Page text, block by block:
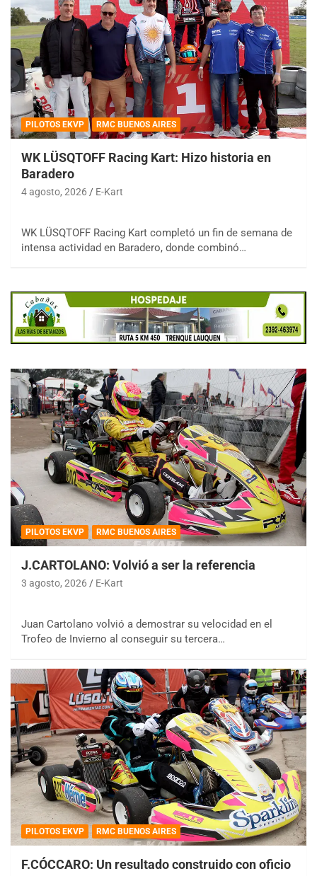
PILOTOS EKVP RMC BUENOS AIRES
WK LÜSQTOFF Racing Kart: Hizo historia en
Baradero
4 agosto, 2026 E-Kart
WK LÜSQTOFF Racing Kart completó un fin de semana de
intensa actividad en Baradero, donde combinó…
PILOTOS EKVP RMC BUENOS AIRES
J.CARTOLANO: Volvió a ser la referencia
3 agosto, 2026 E-Kart
Juan Cartolano volvió a demostrar su velocidad en el
Trofeo de Invierno al conseguir su tercera…
PILOTOS EKVP RMC BUENOS AIRES
F.CÓCCARO: Un resultado construido con oficio